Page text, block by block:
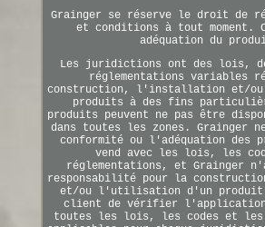
Grainger se réserve le droit de
et conditions à tout moment.
adéquation du
Les juridictions ont des lois,
réglementations variables
construction, l'installation et/
produits à des fins
produits peuvent ne pas être
dans toutes les zones. Grainger
conformité ou l'adéquation des
vend avec les lois, les
réglementations, et Grainger
responsabilité pour la
et/ou l'utilisation d'un produit.
client de vérifier
toutes les lois, les codes et les